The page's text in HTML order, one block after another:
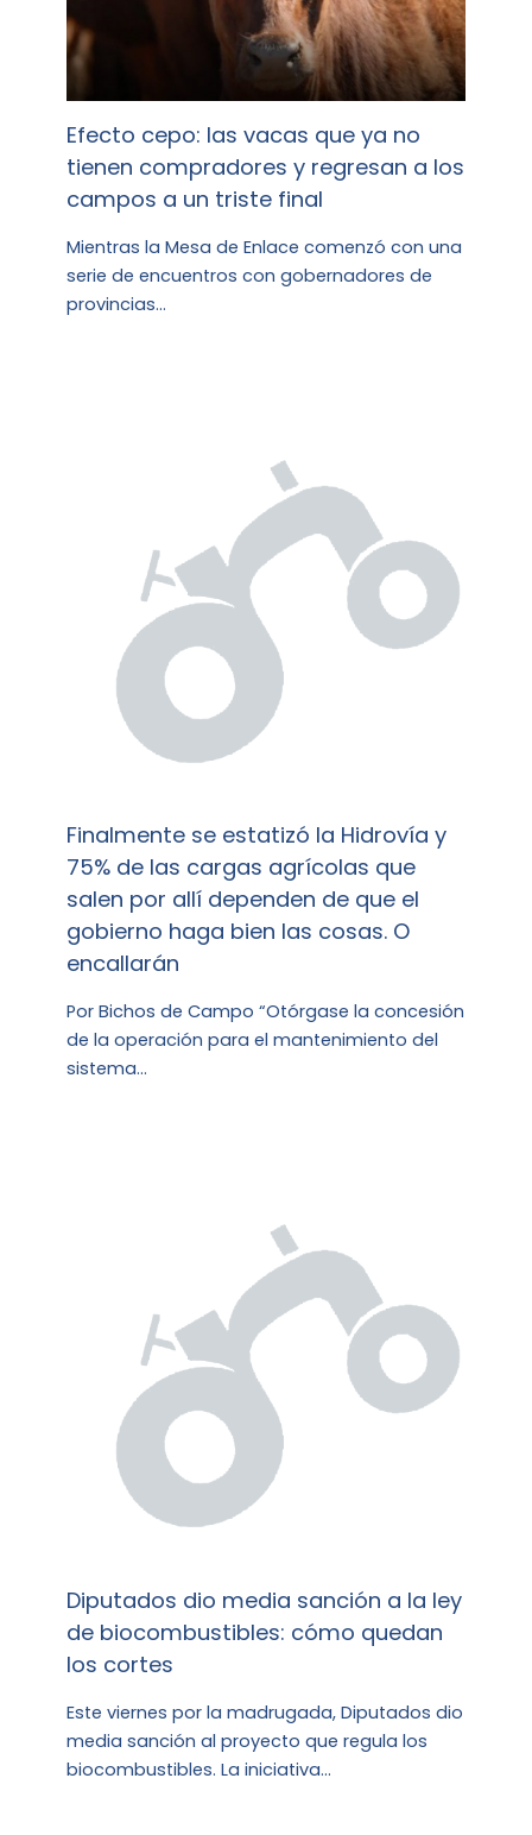
Efecto cepo: las vacas que ya no
tienen compradores y regresan a los
campos a un triste final
Mientras la Mesa de Enlace comenzó con una
serie de encuentros con gobernadores de
provincias…
Finalmente se estatizó la Hidrovía y
75% de las cargas agrícolas que
salen por allí dependen de que el
gobierno haga bien las cosas. O
encallarán
Por Bichos de Campo “Otórgase la concesión
de la operación para el mantenimiento del
sistema…
Diputados dio media sanción a la ley
de biocombustibles: cómo quedan
los cortes
Este viernes por la madrugada, Diputados dio
media sanción al proyecto que regula los
biocombustibles. La iniciativa…